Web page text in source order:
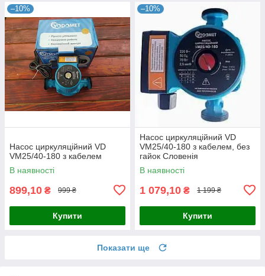
–10%
Насос циркуляційний VD
VM25/40-180 з кабелем
В наявності
899,10 ₴ 999 ₴
Купити
–10%
Насос циркуляційний VD
VM25/40-180 з кабелем, без
гайок Словенія
В наявності
1 079,10 ₴ 1 199 ₴
Купити
Показати ще